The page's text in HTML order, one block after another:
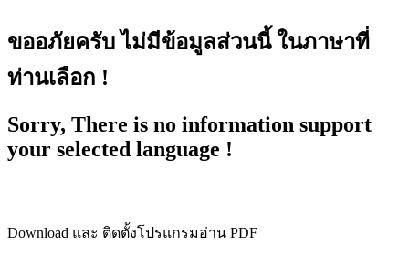
ขออภัยครับ ไม่มีข้อมูลส่วนนี้ ในภาษาที่
ท่านเลือก !
Sorry, There is no information support
your selected language !
Download และ ติดตั้งโปรแกรมอ่าน PDF